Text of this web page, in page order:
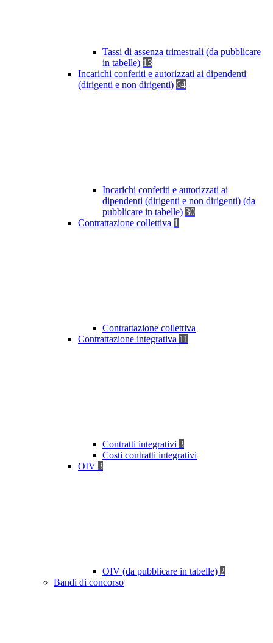
Tassi di assenza trimestrali (da pubblicare
in tabelle) 13
Incarichi conferiti e autorizzati ai dipendenti
(dirigenti e non dirigenti) 64
Incarichi conferiti e autorizzati ai
dipendenti (dirigenti e non dirigenti) (da
pubblicare in tabelle) 30
Contrattazione collettiva 1
Contrattazione collettiva
Contrattazione integrativa 11
Contratti integrativi 3
Costi contratti integrativi
OIV 3
OIV (da pubblicare in tabelle) 2
Bandi di concorso